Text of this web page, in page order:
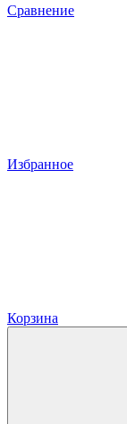
Сравнение
Избранное
Корзина